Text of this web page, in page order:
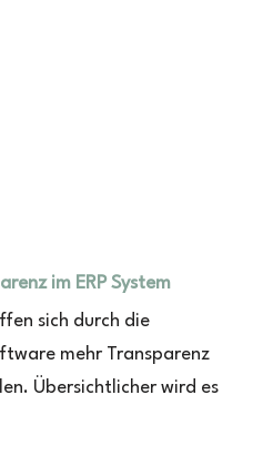
im ERP System
sich durch die
mehr Transparenz
Übersichtlicher wird es